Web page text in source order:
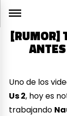
[RUMOR]
Uno de los
Us 2, hoy es
trabajando